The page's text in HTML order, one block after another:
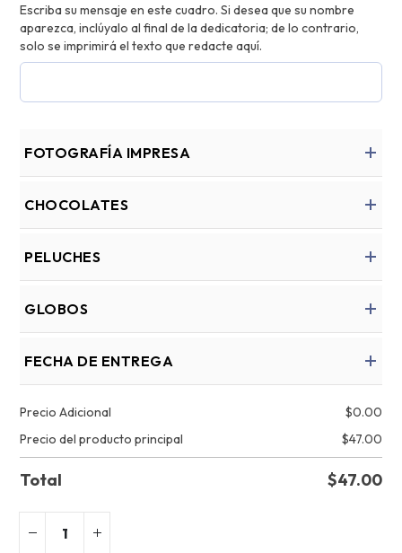
Escriba su mensaje en este cuadro. Si desea que su nombre
aparezca, inclúyalo al final de la dedicatoria; de lo contrario,
solo se imprimirá el texto que redacte aquí.
FOTOGRAFÍA IMPRESA
CHOCOLATES
PELUCHES
GLOBOS
FECHA DE ENTREGA
Precio Adicional $0.00
Precio del producto principal
$47.00
Total $47.00